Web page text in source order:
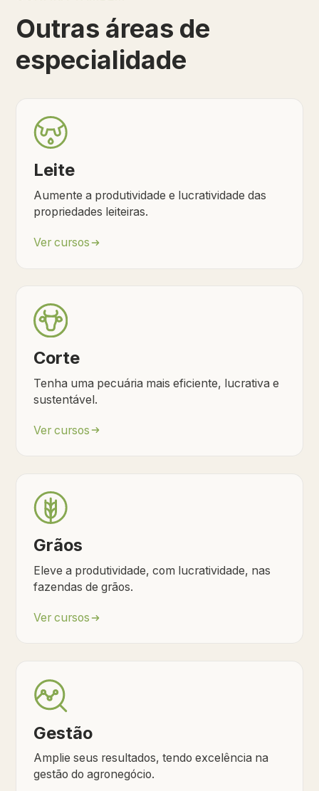
Outras áreas de
especialidade
Leite
Aumente a produtividade e lucratividade das
propriedades leiteiras.
Ver cursos
Corte
Tenha uma pecuária mais eficiente, lucrativa e
sustentável.
Ver cursos
Grãos
Eleve a produtividade, com lucratividade, nas
fazendas de grãos.
Ver cursos
Gestão
Amplie seus resultados, tendo excelência na
gestão do agronegócio.